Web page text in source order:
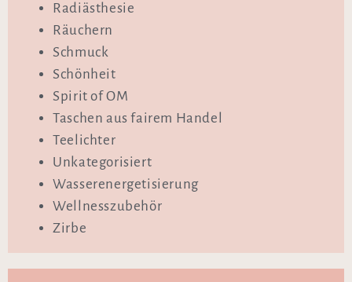
Radiästhesie
Räuchern
Schmuck
Schönheit
Spirit of OM
Taschen aus fairem Handel
Teelichter
Unkategorisiert
Wasserenergetisierung
Wellnesszubehör
Zirbe